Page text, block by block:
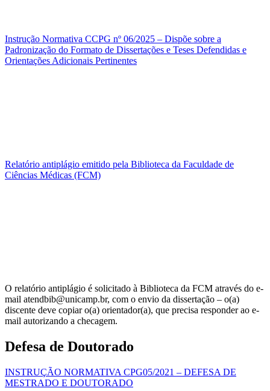
Instrução Normativa CCPG nº 06/2025 – Dispõe sobre a
Padronização do Formato de Dissertações e Teses Defendidas e
Orientações Adicionais Pertinentes
Relatório antiplágio emitido pela Biblioteca da Faculdade de
Ciências Médicas (FCM)
O relatório antiplágio é solicitado à Biblioteca da FCM através do e-
mail atendbib@unicamp.br, com o envio da dissertação – o(a)
discente deve copiar o(a) orientador(a), que precisa responder ao e-
mail autorizando a checagem.
Defesa de Doutorado
INSTRUÇÃO NORMATIVA CPG05/2021 – DEFESA DE
MESTRADO E DOUTORADO